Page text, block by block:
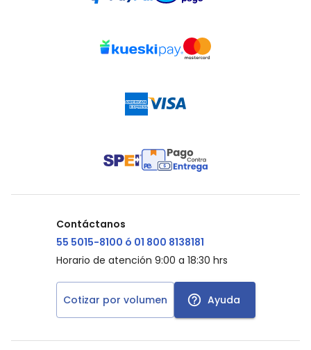
Contáctanos
55 5015-8100 ó 01 800 8138181
Horario de atención 9:00 a 18:30 hrs
Cotizar por volumen Ayuda